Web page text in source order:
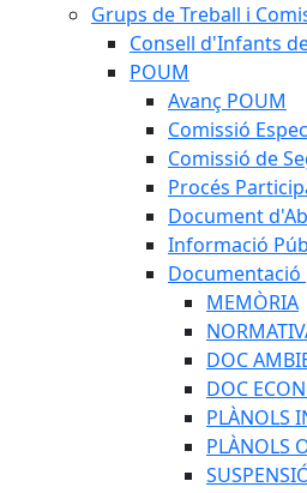
Grups de Treball i
Consell d'Infants
POUM
Avanç POUM
Comissió
Comissió de
Procés
Document
Informació
Documentació
MEMÒRIA
DOC
DOC
PLÀNOLS
PLÀNOLS